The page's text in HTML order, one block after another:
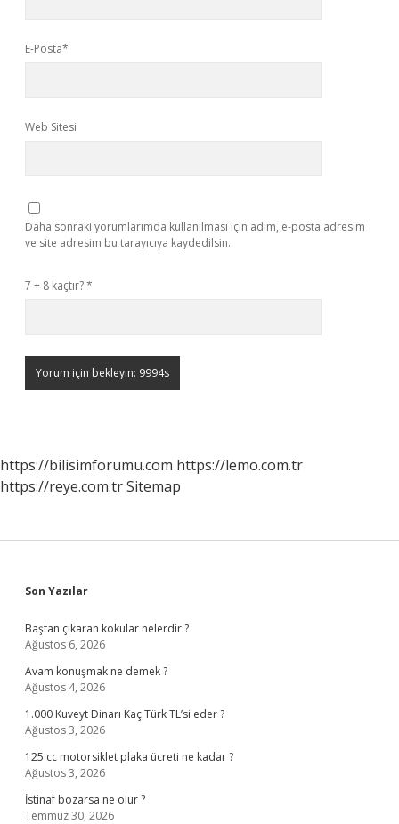
E-Posta*
Web Sitesi
Daha sonraki yorumlarımda kullanılması için adım, e-posta adresim
ve site adresim bu tarayıcıya kaydedilsin.
7 + 8 kaçtır?*
https://bilisimforumu.com https://lemo.com.tr
https://reye.com.trSitemap
Sidebar
Son Yazılar
Baştan çıkaran kokular nelerdir ?
Ağustos 6, 2026
Avam konuşmak ne demek ?
Ağustos 4, 2026
1.000 Kuveyt Dinarı Kaç Türk TL’si eder ?
Ağustos 3, 2026
125 cc motorsiklet plaka ücreti ne kadar ?
Ağustos 3, 2026
İstinaf bozarsa ne olur ?
Temmuz 30, 2026